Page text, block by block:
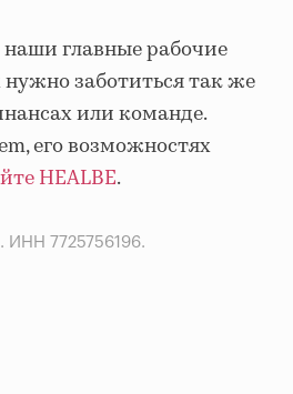
наши главные рабочие
заботиться так же
или команде.
его возможностях
HEALBE.
ИНН 7725756196.